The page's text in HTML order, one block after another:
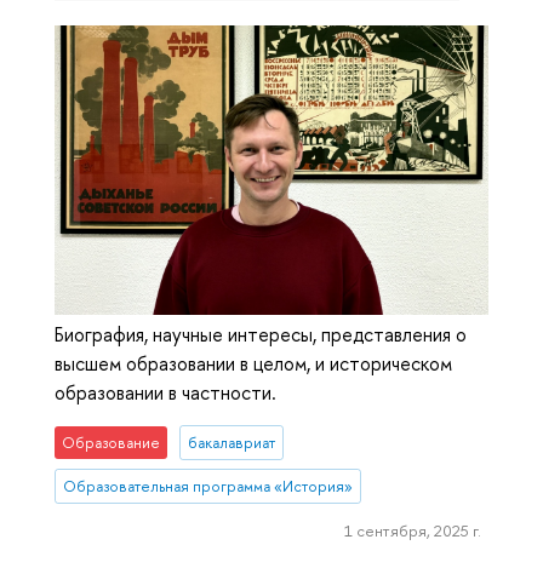
Биография, научные интересы, представления о
высшем образовании в целом, и историческом
образовании в частности.
Образование бакалавриат
Образовательная программа «История»
1 сентября, 2025 г.